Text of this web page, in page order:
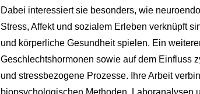
Dabei interessiert sie besonders, wie
Stress, Affekt und sozialem Erleben verknüpft
und körperliche Gesundheit spielen. Ein
Geschlechtshormonen sowie auf dem Einfluss
und stressbezogene Prozesse. Ihre Arbeit
biopsychologischen Methoden, Laboranalysen